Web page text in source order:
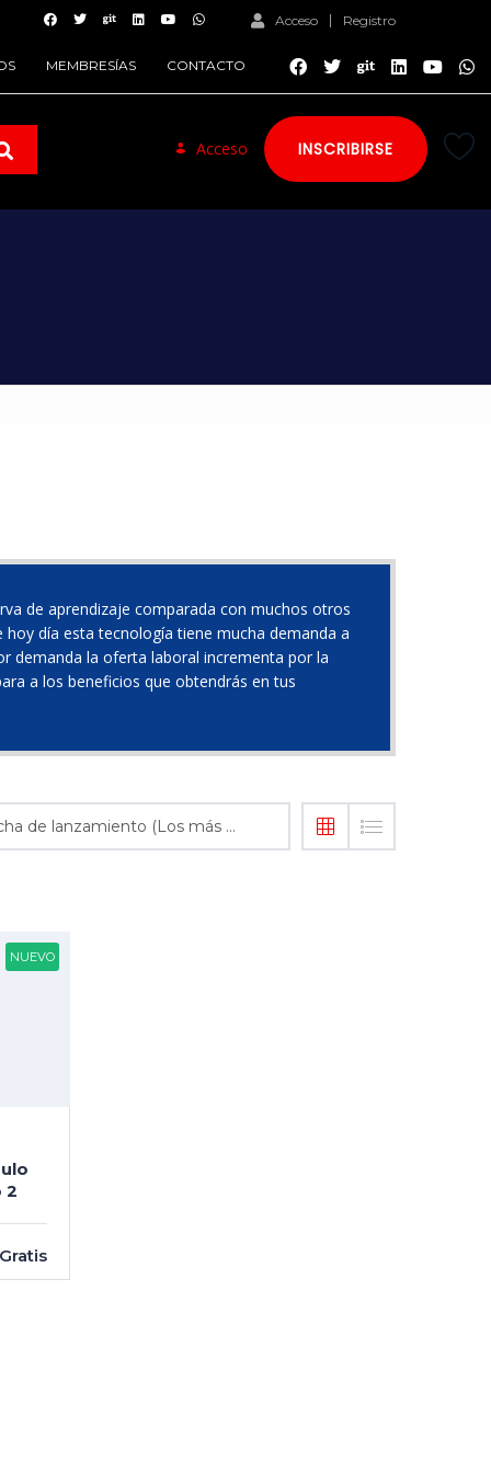
Acceso Registro
MEMBRESÍAS CONTACTO
Acceso INSCRIBIRSE
de aprendizaje comparada con muchos otros
día esta tecnología tiene mucha demanda a
demanda la oferta laboral incrementa por la
a los beneficios que obtendrás en tus
Fecha de lanzamiento (Los más recientes primero)
NUEVO
2
Gratis